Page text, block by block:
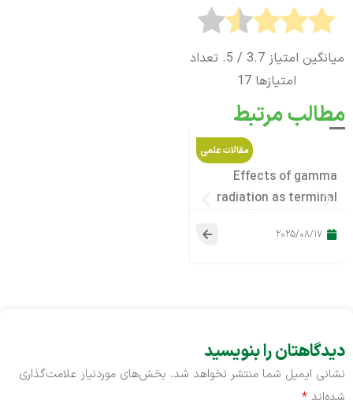
میانگین امتیاز3.7
/ 5. تعداد
امتیازها 17
مطالب مرتبط
مقالات علمی
Effects of gamma
radiation as terminal
properties bone and
2025/08/17
دیدگاهتان را بنویسید
نشانی ایمیل شما منتشر نخواهد شد. بخش‌های موردنیاز علامت‌گذاری
شده‌اند *